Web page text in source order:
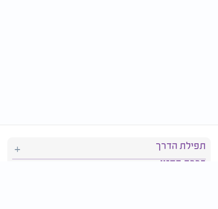
תפילת הדרך
ברכת המזון